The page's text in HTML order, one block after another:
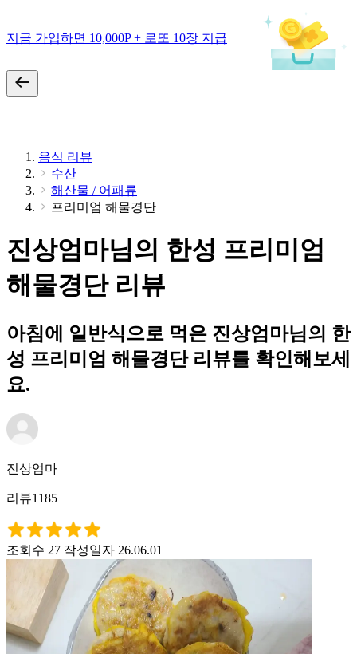
지금 가입하면 10,000P + 로또 10장 지급
음식 리뷰
수산
해산물 / 어패류
프리미엄 해물경단
진상엄마님의 한성 프리미엄
해물경단 리뷰
아침에 일반식으로 먹은 진상엄마님의 한
성 프리미엄 해물경단 리뷰를 확인해보세
요.
진상엄마
리뷰1185
조회수 27 작성일자 26.06.01